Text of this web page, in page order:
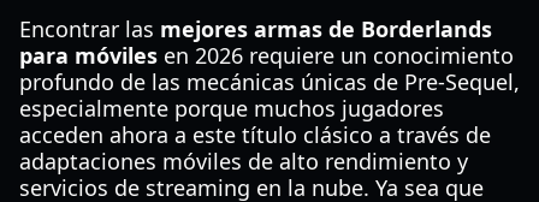
Encontrar las mejores armas de Borderlands
para móviles en 2026 requiere un conocimiento
profundo de las mecánicas únicas de Pre-Sequel,
especialmente porque muchos jugadores
acceden ahora a este título clásico a través de
adaptaciones móviles de alto rendimiento y
servicios de streaming en la nube. Ya sea que